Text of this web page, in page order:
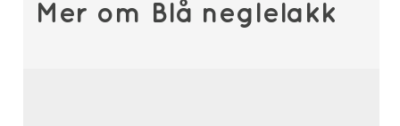
Mer om Blå neglelakk